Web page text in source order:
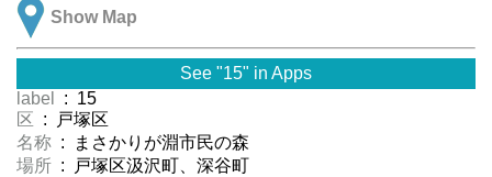
Show Map
See "15" in Apps
label
: 15
区 : 戸塚区
名称 : まさかりが淵市民の森
場所 : 戸塚区汲沢町、深谷町